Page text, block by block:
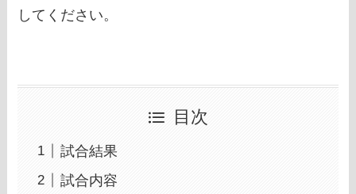
してください。
目次
試合結果
試合内容